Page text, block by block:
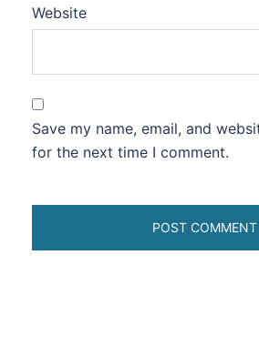
Website
Save my name, email, and
for the next time I comment.